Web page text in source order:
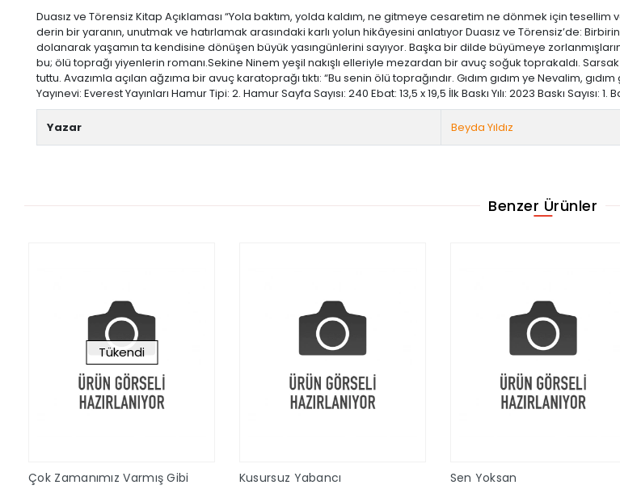
Duasız ve Törensiz Kitap Açıklaması “Yola baktım, yolda kaldım, ne gitmeye cesaretim ne dönmek için
derin bir yaranın, unutmak ve hatırlamak arasındaki karlı yolun hikâyesini anlatıyor Duasız ve Törensiz’de:
dolanarak yaşamın ta kendisine dönüşen büyük yasıngünlerini sayıyor. Başka bir dilde büyümeye
bu; ölü toprağı yiyenlerin romanı.Sekine Ninem yeşil nakışlı elleriyle mezardan bir avuç soğuk toprakaldı.
tuttu. Avazımla açılan ağzıma bir avuç karatoprağı tıktı: “Bu senin ölü toprağındır. Gıdım gıdım ye Nevalim,
Yayınevi: Everest Yayınları Hamur Tipi: 2. Hamur Sayfa Sayısı: 240 Ebat: 13,5 x 19,5 İlk Baskı Yılı: 2023 Baskı Sayısı:
Yazar Beyda Yıldız
Benzer Ürünler
Tükendi
Çok Zamanımız Varmış Gibi Kusursuz Yabancı Sen Yoksan